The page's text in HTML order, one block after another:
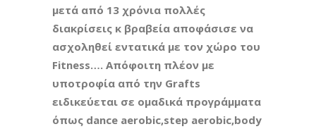
μετά από 13 χρόνια πολλές
διακρίσεις κ βραβεία αποφάσισε να
ασχοληθεί εντατικά με τον χώρο του
Fitness…. Απόφοιτη πλέον με
υποτροφία από την Grafts
ειδικεύεται σε ομαδικά προγράμματα
όπως dance aerobic,step aerobic,body